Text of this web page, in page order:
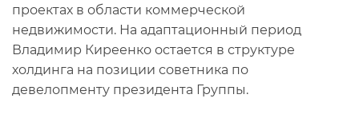
проектах в области коммерческой
недвижимости. На адаптационный период
Владимир Киреенко остается в структуре
холдинга на позиции советника по
девелопменту президента Группы.